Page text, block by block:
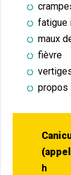
fatigue
maux
fièvre
propos
h